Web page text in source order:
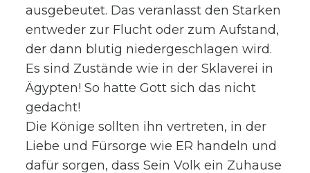
ausgebeutet. Das veranlasst den Starken
entweder zur Flucht oder zum Aufstand,
der dann blutig niedergeschlagen wird.
Es sind Zustände wie in der Sklaverei in
Ägypten! So hatte Gott sich das nicht
gedacht!
Die Könige sollten ihn vertreten, in der
Liebe und Fürsorge wie ER handeln und
dafür sorgen, dass Sein Volk ein Zuhause